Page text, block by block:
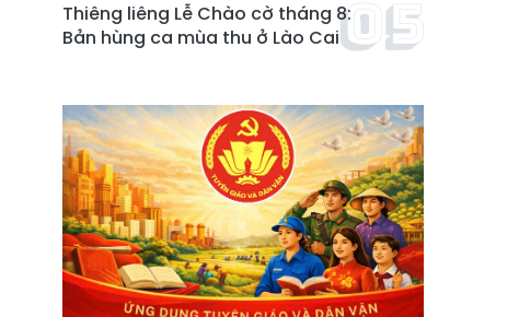
Thiêng liêng Lễ Chào cờ tháng 8:
Bản hùng ca mùa thu ở Lào Cai